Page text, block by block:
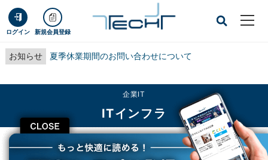
ログイン 新規会員登録
お知らせ 夏季休業期間のお問い合わせについて
CLOSE
企業IT
ITインフラ